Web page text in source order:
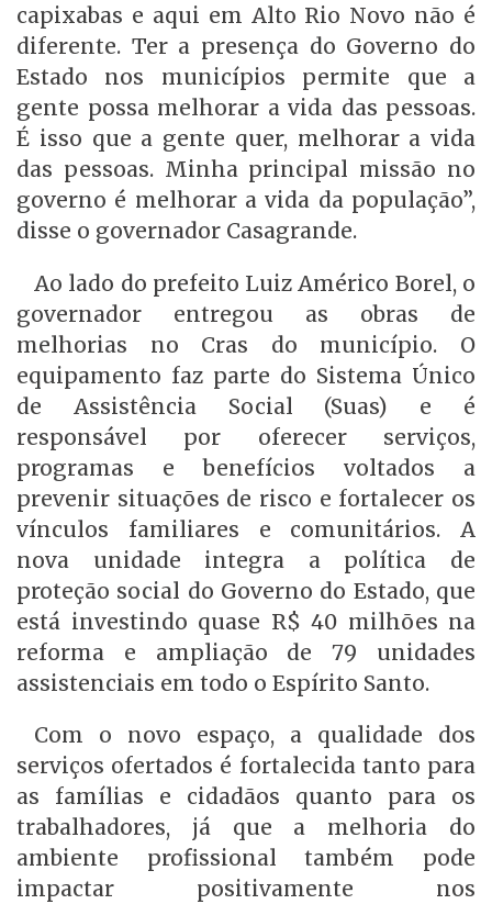
capixabas e aqui em Alto Rio Novo não é
diferente. Ter a presença do Governo do
Estado nos municípios permite que a
gente possa melhorar a vida das pessoas.
É isso que a gente quer, melhorar a vida
das pessoas. Minha principal missão no
governo é melhorar a vida da população”,
disse o governador Casagrande.
Ao lado do prefeito Luiz Américo Borel, o
governador entregou as obras de
melhorias no Cras do município. O
equipamento faz parte do Sistema Único
de Assistência Social (Suas) e é
responsável por oferecer serviços,
programas e benefícios voltados a
prevenir situações de risco e fortalecer os
vínculos familiares e comunitários. A
nova unidade integra a política de
proteção social do Governo do Estado, que
está investindo quase R$ 40 milhões na
reforma e ampliação de 79 unidades
assistenciais em todo o Espírito Santo.
Com o novo espaço, a qualidade dos
serviços ofertados é fortalecida tanto para
as famílias e cidadãos quanto para os
trabalhadores, já que a melhoria do
ambiente profissional também pode
impactar positivamente nos